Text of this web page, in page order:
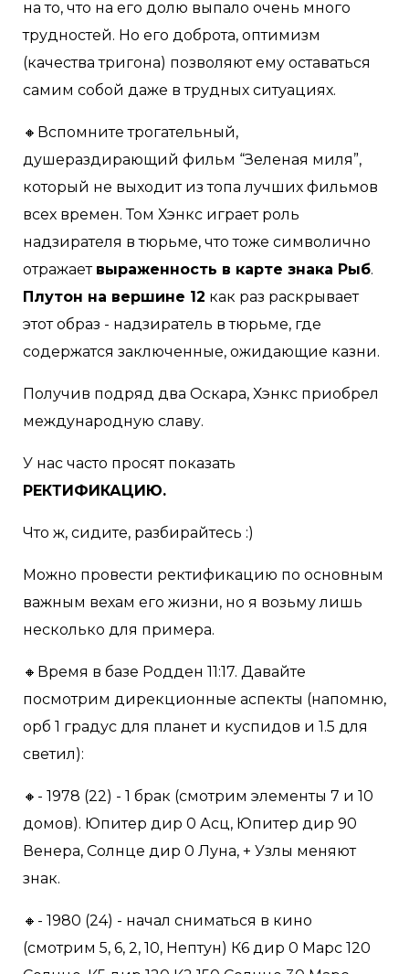
на то, что на его долю выпало очень много
трудностей. Но его доброта, оптимизм
(качества тригона) позволяют ему оставаться
самим собой даже в трудных ситуациях.
🔸Вспомните трогательный,
душераздирающий фильм “Зеленая миля”,
который не выходит из топа лучших фильмов
всех времен. Том Хэнкс играет роль
надзирателя в тюрьме, что тоже символично
отражает выраженность в карте знака Рыб.
Плутон на вершине 12 как раз раскрывает
этот образ - надзиратель в тюрьме, где
содержатся заключенные, ожидающие казни.
Получив подряд два Оскара, Хэнкс приобрел
международную славу.
У нас часто просят показать
РЕКТИФИКАЦИЮ.
Что ж, сидите, разбирайтесь :)
Можно провести ректификацию по основным
важным вехам его жизни, но я возьму лишь
несколько для примера.
🔸Время в базе Родден 11:17. Давайте
посмотрим дирекционные аспекты (напомню,
орб 1 градус для планет и куспидов и 1.5 для
светил):
🔸- 1978 (22) - 1 брак (смотрим элементы 7 и 10
домов). Юпитер дир 0 Асц, Юпитер дир 90
Венера, Солнце дир 0 Луна, + Узлы меняют
знак.
🔸- 1980 (24) - начал сниматься в кино
(смотрим 5, 6, 2, 10, Нептун) К6 дир 0 Марс 120